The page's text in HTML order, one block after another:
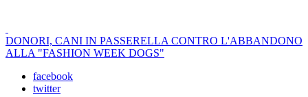
DONORI, CANI IN PASSERELLA CONTRO L'ABBANDONO
ALLA "FASHION WEEK DOGS"
facebook
twitter